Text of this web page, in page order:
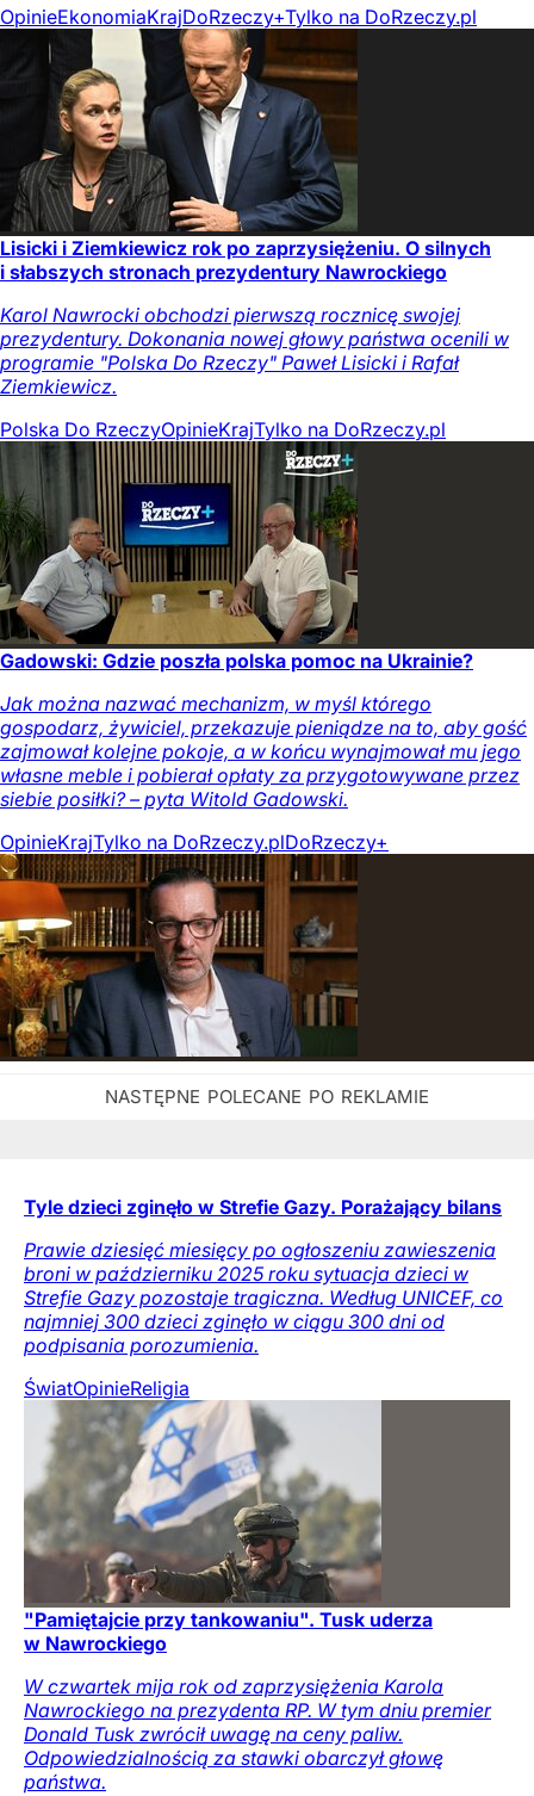
OpinieEkonomiaKrajDoRzeczy+Tylko na DoRzeczy.pl
Lisicki i Ziemkiewicz rok po zaprzysiężeniu. O silnych
i słabszych stronach prezydentury Nawrockiego
Karol Nawrocki obchodzi pierwszą rocznicę swojej
prezydentury. Dokonania nowej głowy państwa ocenili w
programie "Polska Do Rzeczy" Paweł Lisicki i Rafał
Ziemkiewicz.
Polska Do RzeczyOpinieKrajTylko na DoRzeczy.pl
Gadowski: Gdzie poszła polska pomoc na Ukrainie?
Jak można nazwać mechanizm, w myśl którego
gospodarz, żywiciel, przekazuje pieniądze na to, aby gość
zajmował kolejne pokoje, a w końcu wynajmował mu jego
własne meble i pobierał opłaty za przygotowywane przez
siebie posiłki? – pyta Witold Gadowski.
OpinieKrajTylko na DoRzeczy.plDoRzeczy+
Tyle dzieci zginęło w Strefie Gazy. Porażający bilans
Prawie dziesięć miesięcy po ogłoszeniu zawieszenia
broni w październiku 2025 roku sytuacja dzieci w
Strefie Gazy pozostaje tragiczna. Według UNICEF, co
najmniej 300 dzieci zginęło w ciągu 300 dni od
podpisania porozumienia.
ŚwiatOpinieReligia
"Pamiętajcie przy tankowaniu". Tusk uderza
w Nawrockiego
W czwartek mija rok od zaprzysiężenia Karola
Nawrockiego na prezydenta RP. W tym dniu premier
Donald Tusk zwrócił uwagę na ceny paliw.
Odpowiedzialnością za stawki obarczył głowę
państwa.